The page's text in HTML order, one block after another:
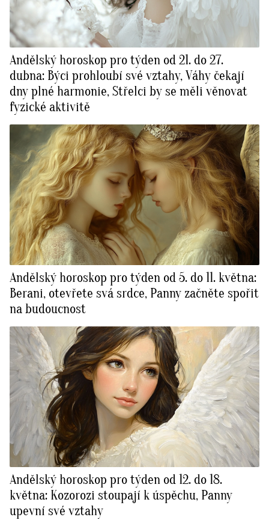
Andělský horoskop pro týden od 21. do 27.
dubna: Býci prohloubí své vztahy, Váhy čekají
dny plné harmonie, Střelci by se měli věnovat
fyzické aktivitě
Andělský horoskop pro týden od 5. do 11. května:
Berani, otevřete svá srdce, Panny začněte spořit
na budoucnost
Andělský horoskop pro týden od 12. do 18.
května: Kozorozi stoupají k úspěchu, Panny
upevní své vztahy